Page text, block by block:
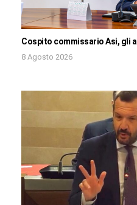
Cospito commissario Asi, gli
8 Agosto 2026